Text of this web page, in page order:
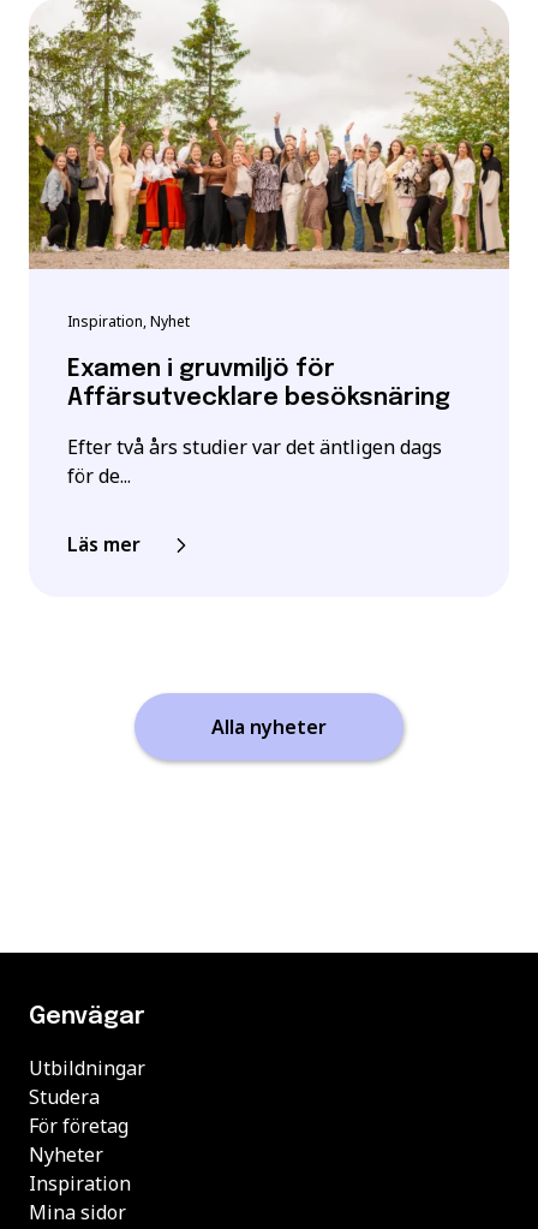
Inspiration, Nyhet
Examen i gruvmiljö för
Affärsutvecklare besöksnäring
Efter två års studier var det äntligen dags
för de...
Läs mer
Alla nyheter
Genvägar
Utbildningar
Studera
För företag
Nyheter
Inspiration
Mina sidor